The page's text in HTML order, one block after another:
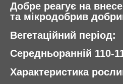
Добре реагує на
та мікродобрив
Вегетаційний період:
Середньоранній 110-
Характеристика